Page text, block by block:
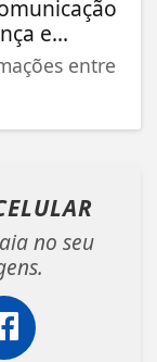
e...
entre
no seu